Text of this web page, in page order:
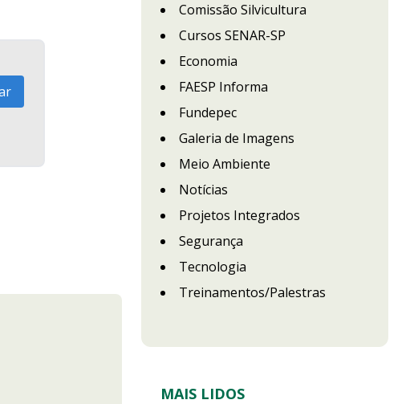
Comissão Silvicultura
Cursos SENAR-SP
Economia
FAESP Informa
Fundepec
Galeria de Imagens
Meio Ambiente
Notícias
Projetos Integrados
Segurança
Tecnologia
Treinamentos/Palestras
MAIS LIDOS